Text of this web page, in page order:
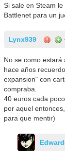
Si sale en Steam
Battlenet para un
Lynx939
No se como
hace años
expansion" con
compraba.
40 euros cada
por aquel
para que mentir)